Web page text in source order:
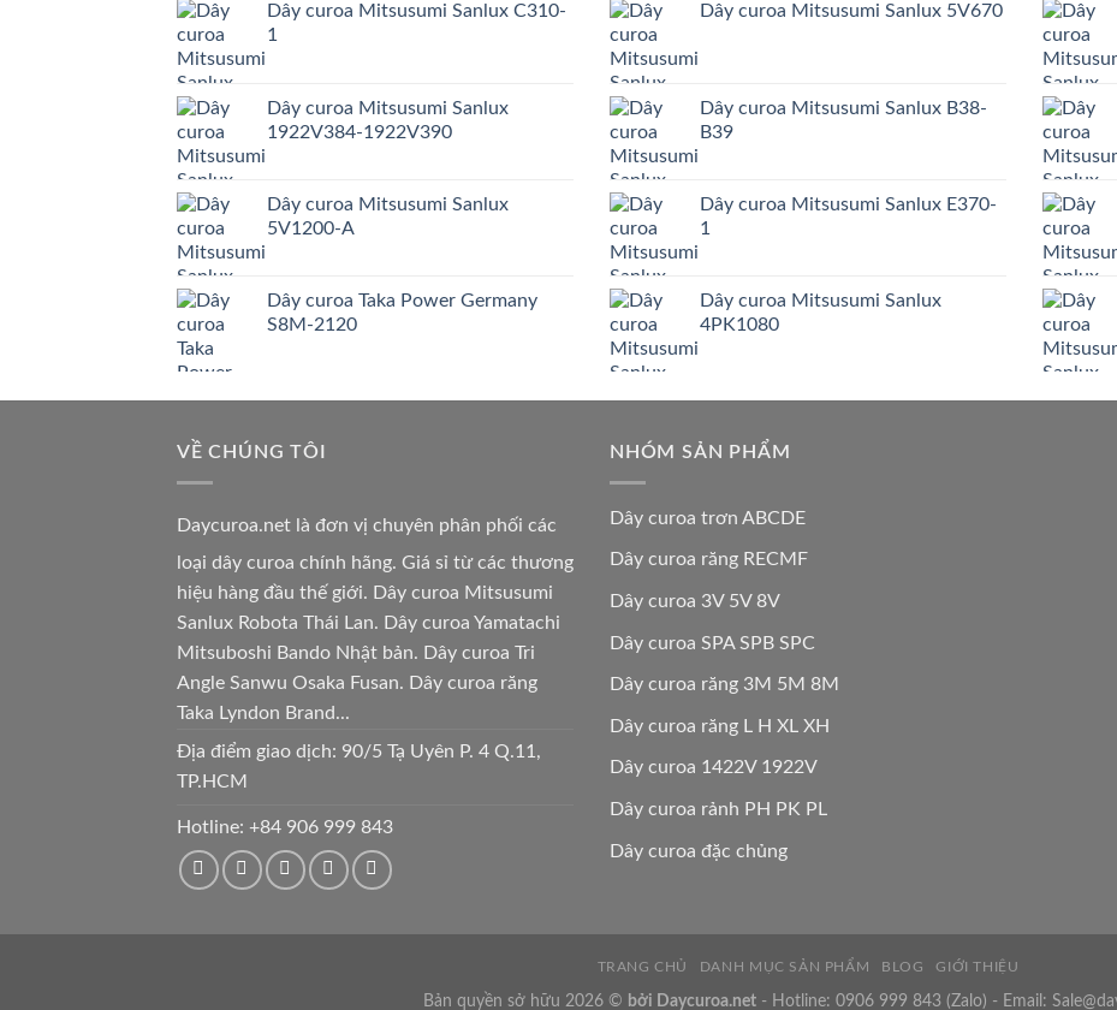
Dây curoa Mitsusumi Sanlux C310-
1
Dây curoa Mitsusumi Sanlux
1922V384-1922V390
Dây curoa Mitsusumi Sanlux
5V1200-A
Dây curoa Taka Power Germany
S8M-2120
Dây curoa Mitsusumi Sanlux 5V670
Dây curoa Mitsusumi Sanlux B38-
B39
Dây curoa Mitsusumi Sanlux E370-
1
Dây curoa Mitsusumi Sanlux
4PK1080
VỀ CHÚNG TÔI
Daycuroa.net là đơn vị chuyên phân phối các
loại dây curoa chính hãng. Giá sỉ từ các thương
hiệu hàng đầu thế giới. Dây curoa Mitsusumi
Sanlux Robota Thái Lan. Dây curoa Yamatachi
Mitsuboshi Bando Nhật bản. Dây curoa Tri
Angle Sanwu Osaka Fusan. Dây curoa răng
Taka Lyndon Brand...
Địa điểm giao dịch: 90/5 Tạ Uyên P. 4 Q.11,
TP.HCM
Hotline: +84 906 999 843
NHÓM SẢN PHẨM
Dây curoa trơn ABCDE
Dây curoa răng RECMF
Dây curoa 3V 5V 8V
Dây curoa SPA SPB SPC
Dây curoa răng 3M 5M 8M
Dây curoa răng L H XL XH
Dây curoa 1422V 1922V
Dây curoa rảnh PH PK PL
Dây curoa đặc chủng
TRANG CHỦ DANH MỤC SẢN PHẨM BLOG GIỚI THIỆU
Bản quyền sở hữu 2026 © bởi Daycuroa.net - Hotline: 0906 999 843 (Zalo) - Email: